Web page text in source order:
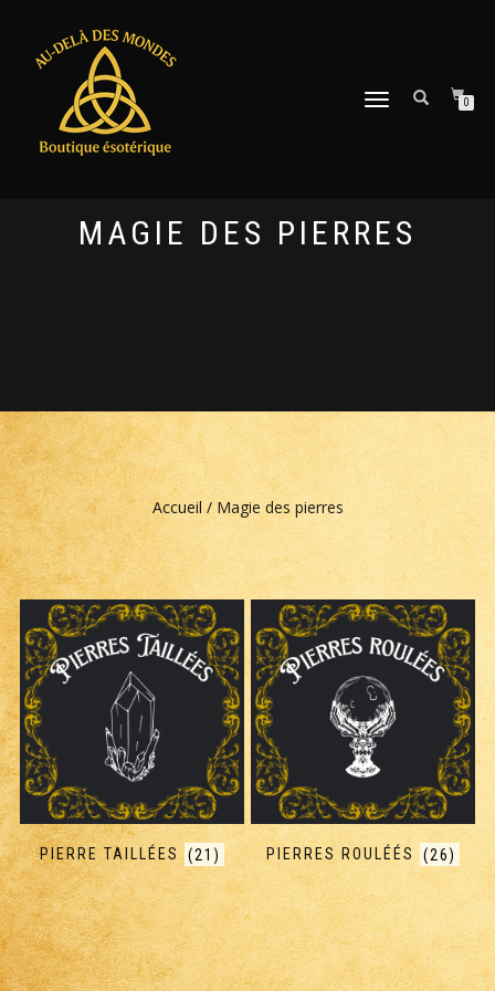
DÉPLIER
0
MAGIE DES PIERRES
Accueil/ Magie des pierres
PIERRE TAILLÉES (21) PIERRES ROULÉÉS (26)